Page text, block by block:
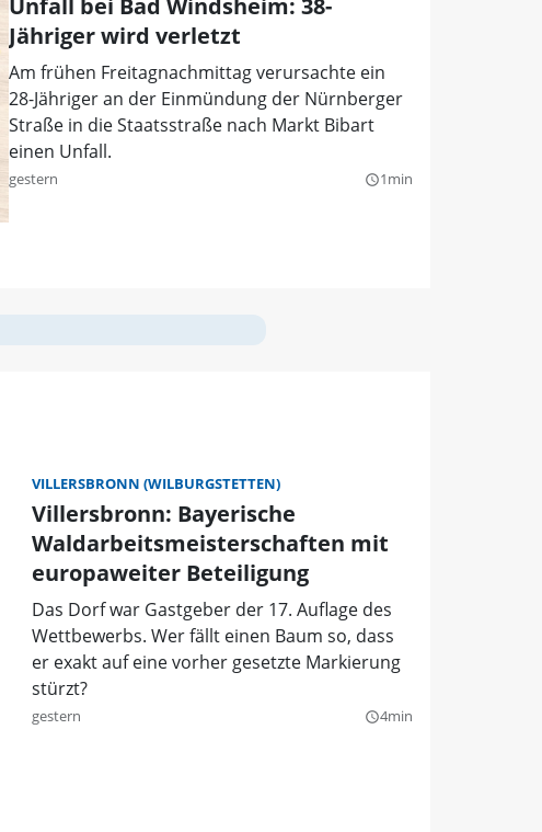
Unfall bei Bad Windsheim: 38-
Jähriger wird verletzt
Am frühen Freitagnachmittag verursachte ein
28-Jähriger an der Einmündung der Nürnberger
Straße in die Staatsstraße nach Markt Bibart
einen Unfall.
gestern query_builder1min
VILLERSBRONN (WILBURGSTETTEN)
Villersbronn: Bayerische
Waldarbeitsmeisterschaften mit
europaweiter Beteiligung
Das Dorf war Gastgeber der 17. Auflage des
Wettbewerbs. Wer fällt einen Baum so, dass
er exakt auf eine vorher gesetzte Markierung
stürzt?
gestern query_builder4min